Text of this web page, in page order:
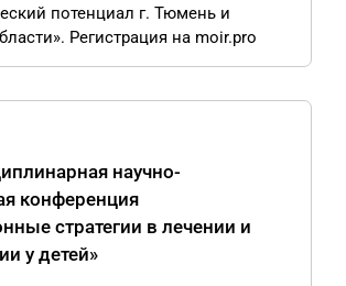
потенциал г. Тюмень и
Регистрация на moir.pro
научно-
конференция
стратегии в лечении и
у детей»